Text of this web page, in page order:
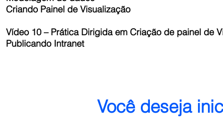
Criando Painel de Visualização
Vídeo 10 – Prática Dirigida em Criação de painel de
Publicando Intranet
Você deseja